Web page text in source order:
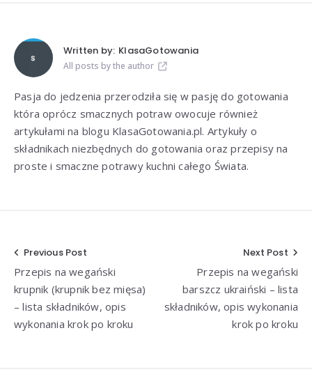
Written by: KlasaGotowania
All posts by the author
Pasja do jedzenia przerodziła się w pasję do gotowania
która oprócz smacznych potraw owocuje również
artykułami na blogu KlasaGotowania.pl. Artykuły o
składnikach niezbędnych do gotowania oraz przepisy na
proste i smaczne potrawy kuchni całego Świata.
Nawigacja
wpisu
Previous Post
Przepis na wegański
krupnik (krupnik bez mięsa)
– lista składników, opis
wykonania krok po kroku
Next Post
Przepis na wegański
barszcz ukraiński – lista
składników, opis wykonania
krok po kroku